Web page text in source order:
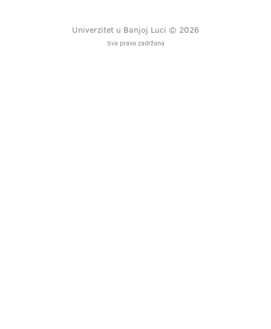
Univerzitet u Banjoj Luci © 2026
Sva prava zadržana